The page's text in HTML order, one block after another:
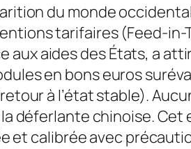
du monde
tarifaires (Feed-in-
aides des États, a
en bons euros
à l’état stable).
déferlante chinoise. Cet
et calibrée avec